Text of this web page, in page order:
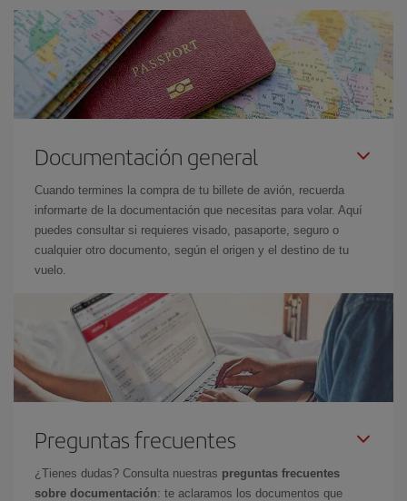
Documentación general
Cuando termines la compra de tu billete de avión, recuerda
informarte de la documentación que necesitas para volar. Aquí
puedes consultar si requieres visado, pasaporte, seguro o
cualquier otro documento, según el origen y el destino de tu
vuelo.
Preguntas frecuentes
¿Tienes dudas? Consulta nuestras preguntas frecuentes
sobre documentación: te aclaramos los documentos que